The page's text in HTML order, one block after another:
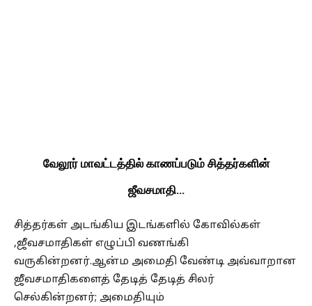
வேலூர் மாவட்டத்தில் காணப்படும் சித்தர்களின்
ஜீவசமாதி…
சித்தர்கள் அடங்கிய இடங்களில் கோவில்கள்
,ஜீவசமாதிகள் எழுப்பி வணங்கி
வருகின்றனர்.ஆன்ம அமைதி வேண்டி அவ்வாறான
ஜீவசமாதிகளைத் தேடித் தேடித் சிலர்
செல்கின்றனர்; அமைதியும்